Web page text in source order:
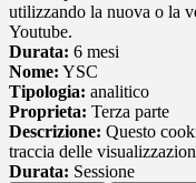
utilizzando la nuova o la
Youtube.
Durata: 6 mesi
Nome: YSC
Tipologia: analitico
Proprieta: Terza parte
Descrizione: Questo
traccia delle
Durata: Sessione